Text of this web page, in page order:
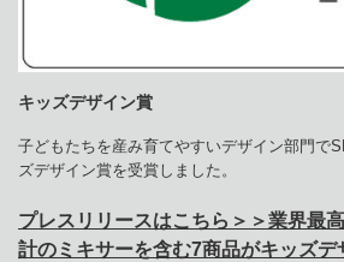
キッズデザイン賞
子どもたちを産み育てやすいデザイン部門で
ズデザイン賞を受賞しました。
プレスリリースはこちら＞＞業界最
計のミキサーを含む7商品がキッズデ